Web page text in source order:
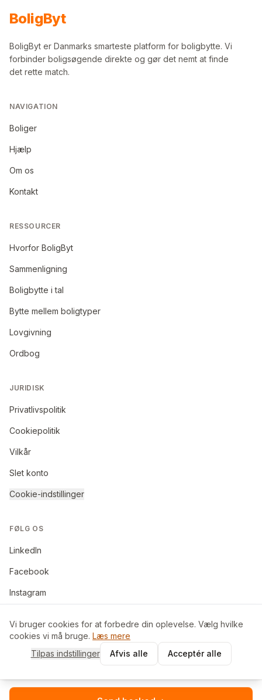
BoligByt
BoligByt er Danmarks smarteste platform for boligbytte. Vi
forbinder boligsøgende direkte og gør det nemt at finde
det rette match.
NAVIGATION
Boliger
Hjælp
Om os
Kontakt
RESSOURCER
Hvorfor BoligByt
Sammenligning
Boligbytte i tal
Bytte mellem boligtyper
Lovgivning
Ordbog
JURIDISK
Privatlivspolitik
Cookiepolitik
Vilkår
Slet konto
Cookie-indstillinger
FØLG OS
LinkedIn
Facebook
Instagram
©2026BoligByt ApS. Alle rettigheder forbeholdes.
Made in Denmark
Vi bruger cookies for at forbedre din oplevelse. Vælg hvilke
cookies vi må bruge. Læs mere
Tilpas indstillinger
Afvis alle Acceptér alle